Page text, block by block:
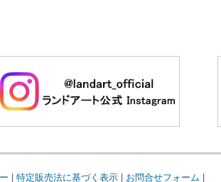
| 特定販売法に基づく表示| お問合せフォーム |